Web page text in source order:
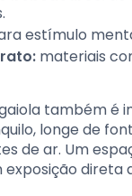
estímulo
materiais
também é
longe de
de ar. Um
direta